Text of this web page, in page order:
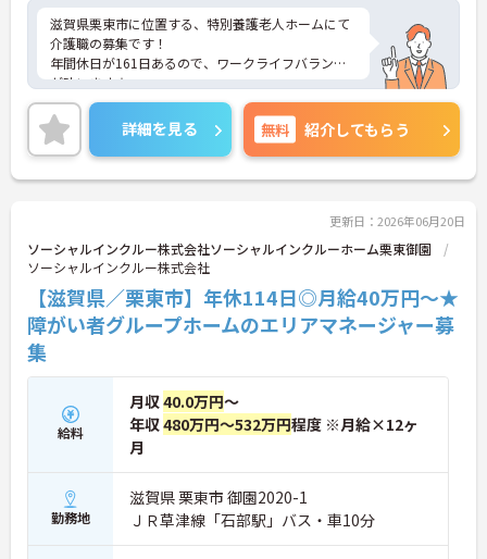
滋賀県栗東市に位置する、特別養護老人ホームにて
介護職の募集です！
年間休日が161日あるので、ワークライフバランス
が叶います☆
また、駅から徒歩9分の立地で、マイカー通勤も可
能なので通勤らくらくです◎
ご興味のある方には、面接対策ポイントなど、さら
に詳細をお話しいたしますのでお気軽にご相談くだ
さい！
詳細を見る 無料 紹介してもらう
更新日：2026年06月20日
ソーシャルインクルー株式会社ソーシャルインクルーホーム栗東御園
ソーシャルインクルー株式会社
【滋賀県／栗東市】年休114日◎月給40万円～★
障がい者グループホームのエリアマネージャー募
集
給料
月収40.0万円～
年収480万円～532万円程度 ※月給×12ヶ
月
勤務地
滋賀県 栗東市 御園2020-1
ＪＲ草津線「石部駅」バス・車10分